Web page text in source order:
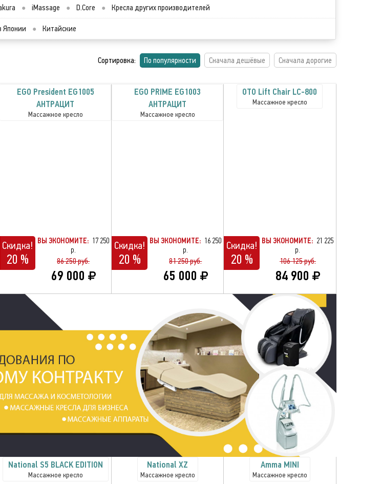
● iMassage ● D.Core ● Кресла других производителей
Японии ● Китайские
Сортировка: По популярности Сначала дешёвые Сначала дорогие
EGO President EG1005
АНТРАЦИТ
Массажное кресло
Скидка!
20 %
ВЫ ЭКОНОМИТЕ: 17 250
р.
86 250 руб.
69 000
EGO PRIME EG1003
АНТРАЦИТ
Массажное кресло
Скидка!
20 %
ВЫ ЭКОНОМИТЕ: 16 250
р.
81 250 руб.
65 000
OTO Lift Chair LC-800
Массажное кресло
Скидка!
20 %
ВЫ ЭКОНОМИТЕ: 21 225
р.
106 125 руб.
84 900
National S5 BLACK EDITION
Массажное кресло
National XZ
Массажное кресло
Amma MINI
Массажное кресло